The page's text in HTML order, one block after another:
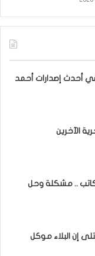
أحدث إصدارات أحمد
الآخرين
.. مشكلة وحل
إن البلاء موكل